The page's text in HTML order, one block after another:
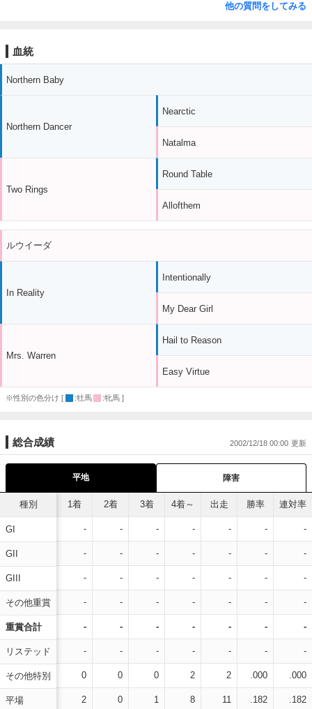
他の質問をしてみる
血統
Northern Baby
Northern Dancer
Two Rings
Nearctic
Natalma
Round Table
Allofthem
ルウイーダ
In Reality
Mrs. Warren
Intentionally
My Dear Girl
Hail to Reason
Easy Virtue
※性別の色分け [ :牡馬 :牝馬 ]
総合成績 2002/12/18 00:00
平地 障害
種別
GI
GII
GIII
その他重賞
重賞合計
リステッド
その他特別
平場
1着 2着 3着 4着～ 出走 勝率 連対率
- - - - - - -
- - - - - - -
- - - - - - -
- - - - - - -
- - - - - - -
- - - - - - -
0 0 0 2 2 .000 .000
2 0 1 8 11 .182 .182